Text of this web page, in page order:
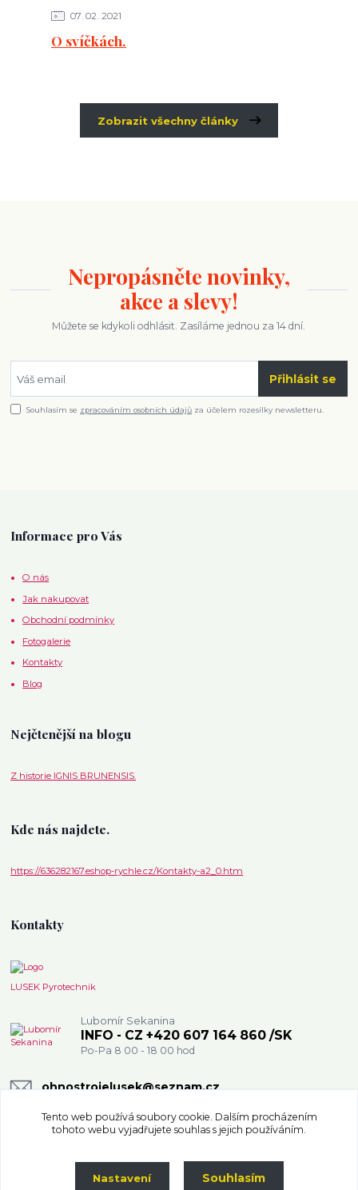
07 02 2021
O svíčkách.
Zobrazit všechny články
Nepropásněte novinky,
akce a slevy!
Můžete se kdykoli odhlásit. Zasíláme jednou za 14 dní.
Přihlásit se
Souhlasím se zpracováním osobních údajů za účelem rozesílky newsletteru.
Informace pro Vás
O nás
Jak nakupovat
Obchodní podmínky
Fotogalerie
Kontakty
Blog
Nejčtenější na blogu
Z historie IGNIS BRUNENSIS.
Kde nás najdete.
https://636282167.eshop-rychle.cz/Kontakty-a2_0.htm
Kontakty
LUSEK Pyrotechnik
Lubomír Sekanina
INFO - CZ +420 607 164 860 /SK
Po-Pa 8 00 - 18 00 hod
ohnostrojelusek@seznam.cz
Tento web používá soubory cookie. Dalším procházením
tohoto webu vyjadřujete souhlas s jejich používáním.
Nastavení Souhlasím